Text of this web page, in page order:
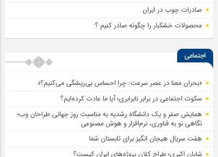
صادرات چوب در ایران
محصولات خشکبار را چگونه صادر کنیم ؟
اجتماعی
«بحران معنا در عصر سرعت: چرا احساس بی‌ریشگی می‌کنیم؟»
سکوت اجتماعی در برابر نابرابری؛ آیا ما عادت کرده‌ایم؟
همایش صفر و یک دانشگاه رشدیه به مناسبت روز جهانی طراحان وب؛
نگاهی نو به فناوری، نرم‌افزار و هوش مصنوعی
هفت سریال هیجان انگیز برای تابستان شما
شایان اکبری؛ طراح کلان پروژه‌های ایران کیست؟